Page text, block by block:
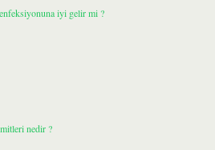
iyi gelir mi ?
nedir ?